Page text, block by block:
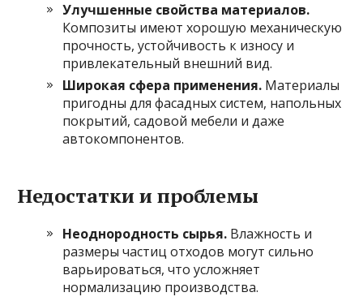
Улучшенные свойства материалов.
Композиты имеют хорошую механическую
прочность, устойчивость к износу и
привлекательный внешний вид.
Широкая сфера применения. Материалы
пригодны для фасадных систем, напольных
покрытий, садовой мебели и даже
автокомпонентов.
Недостатки и проблемы
Неоднородность сырья. Влажность и
размеры частиц отходов могут сильно
варьироваться, что усложняет
нормализацию производства.